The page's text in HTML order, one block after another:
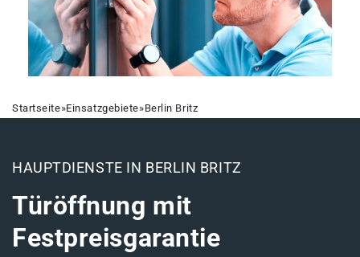
Startseite»Einsatzgebiete»Berlin Britz
HAUPTDIENSTE IN BERLIN BRITZ
Türöffnung mit
Festpreisgarantie